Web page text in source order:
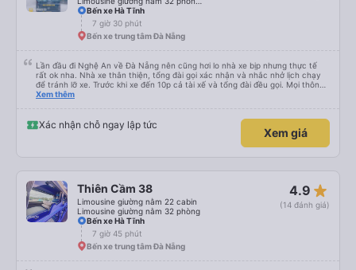
Bến xe Hà Tĩnh
7 giờ 30 phút
Bến xe trung tâm Đà Nẵng
Lần đầu đi Nghệ An về Đà Nẵng nên cũng hơi lo nhà xe bịp nhưng thực tế
rất ok nha. Nhà xe thân thiện, tổng đài gọi xác nhận và nhắc nhở lịch chạy
để tránh lỡ xe. Trước khi xe đến 10p cả tài xế và tổng đài đều gọi. Mọi thông
tin về biển số xe và số điện thoại tài xế đều trùng khớp trong email nhận
thời gian dự kiến. 10 điểm, lần sau có nhu cầu sẽ chọn nhà xe này để đi Vinh
<-> Đà Nẵng
Xem thêm
Xác nhận chỗ ngay lập tức
Xem giá
Thiên Cầm 38
Limousine giường nằm 22 cabin
Limousine giường nằm 32 phòng
4.9 star_rate
(14 đánh giá)
Bến xe Hà Tĩnh
7 giờ 45 phút
Bến xe trung tâm Đà Nẵng